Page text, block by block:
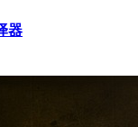
器